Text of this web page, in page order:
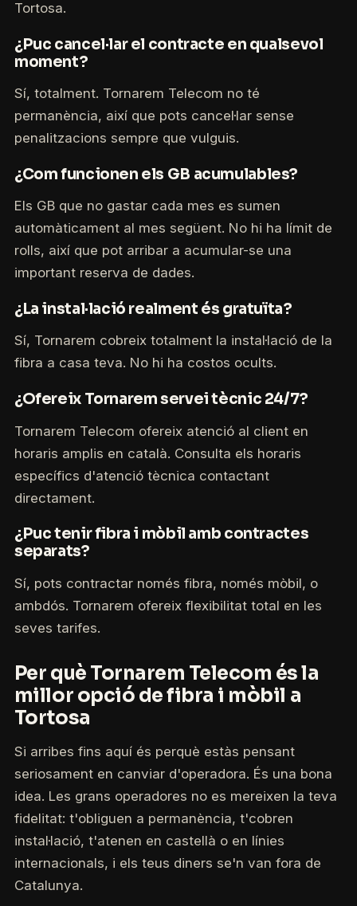
Tortosa.
¿Puc cancel·lar el contracte en qualsevol
moment?
Sí, totalment. Tornarem Telecom no té
permanència, així que pots cancel·lar sense
penalitzacions sempre que vulguis.
¿Com funcionen els GB acumulables?
Els GB que no gastar cada mes es sumen
automàticament al mes següent. No hi ha límit de
rolls, així que pot arribar a acumular-se una
important reserva de dades.
¿La instal·lació realment és gratuïta?
Sí, Tornarem cobreix totalment la instal·lació de la
fibra a casa teva. No hi ha costos ocults.
¿Ofereix Tornarem servei tècnic 24/7?
Tornarem Telecom ofereix atenció al client en
horaris amplis en català. Consulta els horaris
específics d'atenció tècnica contactant
directament.
¿Puc tenir fibra i mòbil amb contractes
separats?
Sí, pots contractar només fibra, només mòbil, o
ambdós. Tornarem ofereix flexibilitat total en les
seves tarifes.
Per què Tornarem Telecom és la
millor opció de fibra i mòbil a
Tortosa
Si arribes fins aquí és perquè estàs pensant
seriosament en canviar d'operadora. És una bona
idea. Les grans operadores no es mereixen la teva
fidelitat: t'obliguen a permanència, t'cobren
instal·lació, t'atenen en castellà o en línies
internacionals, i els teus diners se'n van fora de
Catalunya.